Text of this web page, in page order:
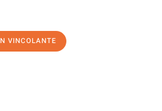
VINCOLANTE